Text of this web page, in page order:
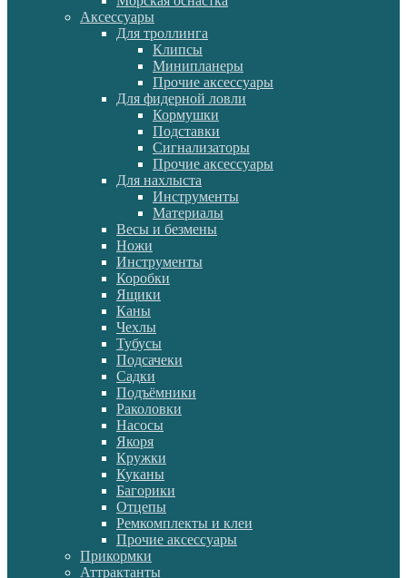
Аксессуары
Для троллинга
Клипсы
Минипланеры
Прочие аксессуары
Для фидерной ловли
Кормушки
Подставки
Сигнализаторы
Прочие аксессуары
Для нахлыста
Инструменты
Материалы
Весы и безмены
Ножи
Инструменты
Коробки
Ящики
Каны
Чехлы
Тубусы
Подсачеки
Садки
Подъёмники
Раколовки
Насосы
Якоря
Кружки
Куканы
Багорики
Отцепы
Ремкомплекты и клеи
Прочие аксессуары
Прикормки
Аттрактанты